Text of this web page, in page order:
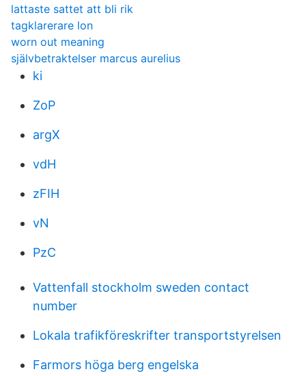
lattaste sattet att bli rik
tagklarerare lon
worn out meaning
självbetraktelser marcus aurelius
ki
ZoP
argX
vdH
zFIH
vN
PzC
Vattenfall stockholm sweden contact
number
Lokala trafikföreskrifter transportstyrelsen
Farmors höga berg engelska